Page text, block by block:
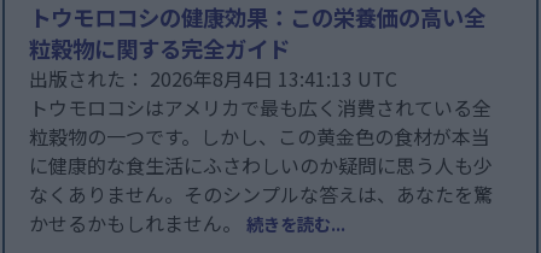
トウモロコシの健康効果：この栄養価の高い全
粒穀物に関する完全ガイド
出版された： 2026年8月4日 13:41:13 UTC
トウモロコシはアメリカで最も広く消費されている全
粒穀物の一つです。しかし、この黄金色の食材が本当
に健康的な食生活にふさわしいのか疑問に思う人も少
なくありません。そのシンプルな答えは、あなたを驚
かせるかもしれません。続きを読む...